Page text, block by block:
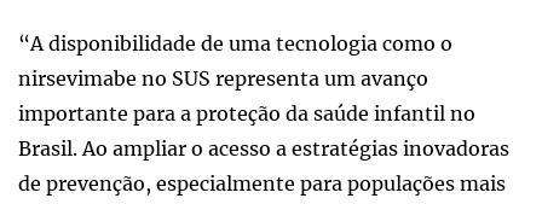
“A disponibilidade de uma tecnologia como o
nirsevimabe no SUS representa um avanço
importante para a proteção da saúde infantil no
Brasil. Ao ampliar o acesso a estratégias inovadoras
de prevenção, especialmente para populações mais